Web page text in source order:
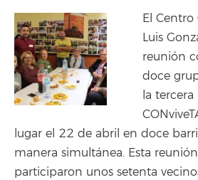
El Centro
Luis
reunión
doce
la
lugar el 22 de abril en doce
manera simultánea. Esta
participaron unos setenta